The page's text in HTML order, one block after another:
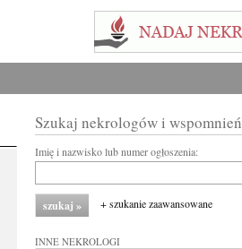
Szukaj nekrologów i wspomnień
Imię i nazwisko lub numer ogłoszenia:
+ szukanie zaawansowane
INNE NEKROLOGI